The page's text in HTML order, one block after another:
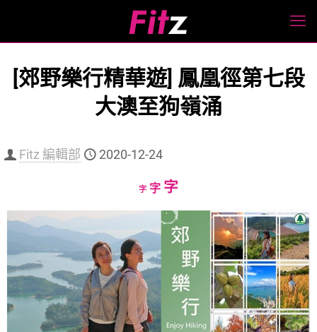
[郊野樂行精華遊] 鳳凰徑第七段
大澳至狗嶺涌
Fitz 編輯部 2020-12-24
字Decrease
size.
字Reset
size.
字Increase
size.